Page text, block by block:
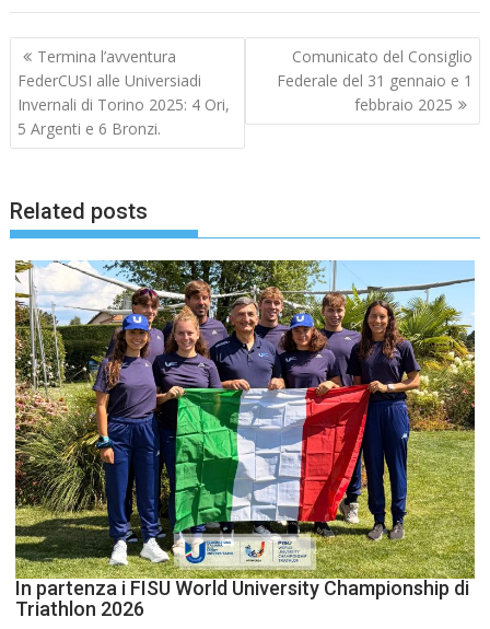
Navigazione
articoli
Termina l’avventura
FederCUSI alle Universiadi
Invernali di Torino 2025: 4 Ori,
5 Argenti e 6 Bronzi.
Comunicato del Consiglio
Federale del 31 gennaio e 1
febbraio 2025
Related posts
In partenza i FISU World University Championship di
Triathlon 2026